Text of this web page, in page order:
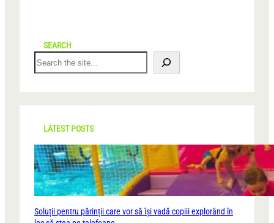
SEARCH
S
e
r
c
LATEST POSTS
Soluții pentru părinții care vor să își vadă copiii explorând în